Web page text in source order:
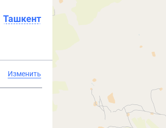
Ташкент
Изменить